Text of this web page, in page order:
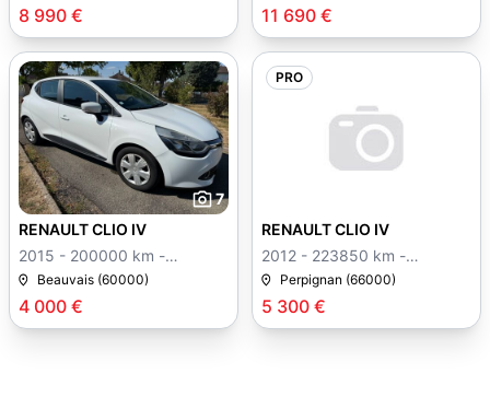
8 990 € 11 690 €
7
4 000 €
RENAULT CLIO IV
2015 - 200000 km -
Manuelle
Beauvais (60000)
PRO
5 300 €
RENAULT CLIO IV
2012 - 223850 km -
Manuelle
Perpignan (66000)